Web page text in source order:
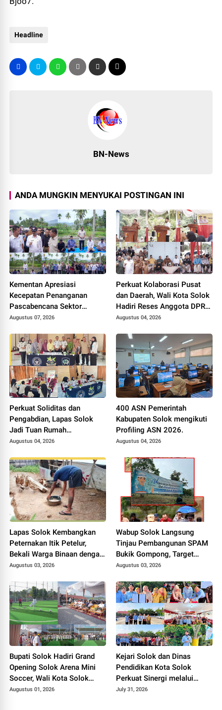
Headline
BN-News
ANDA MUNGKIN MENYUKAI POSTINGAN INI
Kementan Apresiasi
Kecepatan Penanganan
Pascabencana Sektor
Pertanian Kabupaten Solok,
dari 13 Menjadi 74 Unit.
Augustus 07, 2026
Perkuat Kolaborasi Pusat
dan Daerah, Wali Kota Solok
Hadiri Reses Anggota DPR
RI H. Zigo Rolanda
Augustus 04, 2026
Perkuat Soliditas dan
Pengabdian, Lapas Solok
Jadi Tuan Rumah
Musyawarah Pembentukan
Daerah.
Augustus 04, 2026
400 ASN Pemerintah
Kabupaten Solok mengikuti
Profiling ASN 2026.
Augustus 04, 2026
Lapas Solok Kembangkan
Peternakan Itik Petelur,
Bekali Warga Binaan dengan
Keterampilan Produktif.
Augustus 03, 2026
Wabup Solok Langsung
Tinjau Pembangunan SPAM
Bukik Gompong, Target
Rampung Akhir Oktober
Augustus 03, 2026
Bupati Solok Hadiri Grand
Opening Solok Arena Mini
Soccer, Wali Kota Solok
Resmikan Fasilitas Olahraga
Augustus 01, 2026
Kejari Solok dan Dinas
Pendidikan Kota Solok
Perkuat Sinergi melalui
Penandatanganan PKS dan
July 31, 2026